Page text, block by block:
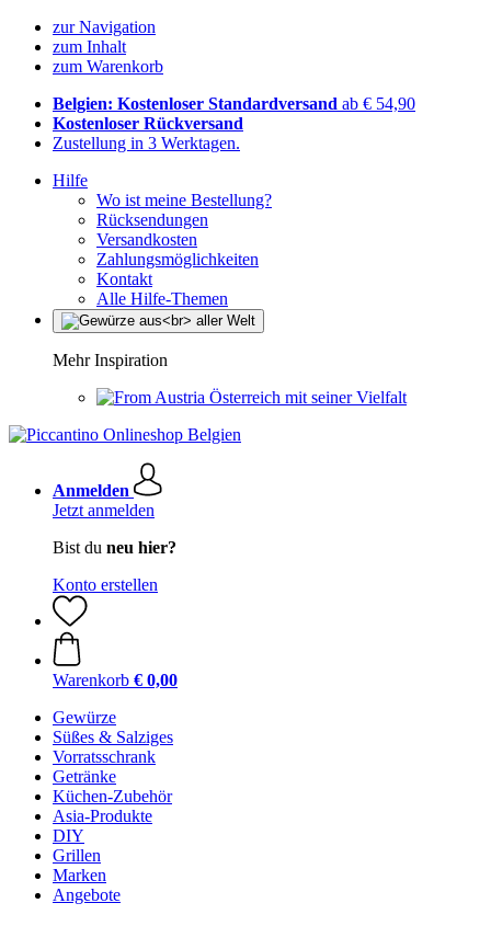
zur Navigation
zum Inhalt
zum Warenkorb
Belgien: Kostenloser Standardversand ab € 54,90
Kostenloser Rückversand
Zustellung in 3 Werktagen.
Hilfe
Wo ist meine Bestellung?
Rücksendungen
Versandkosten
Zahlungsmöglichkeiten
Kontakt
Alle Hilfe-Themen
Mehr Inspiration
Österreich mit seiner Vielfalt
Anmelden
Jetzt anmelden
Bist du neu hier?
Konto erstellen
Warenkorb € 0,00
Gewürze
Süßes & Salziges
Vorratsschrank
Getränke
Küchen-Zubehör
Asia-Produkte
DIY
Grillen
Marken
Angebote